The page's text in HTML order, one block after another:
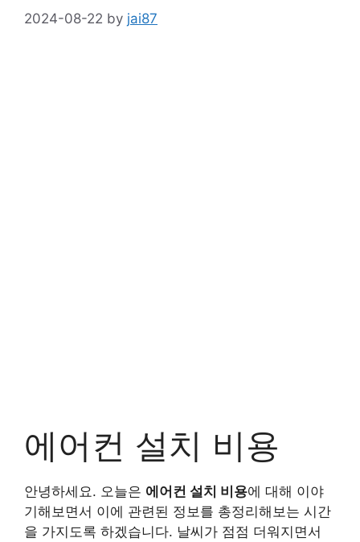
2024-08-22 by jai87
에어컨 설치 비용
안녕하세요. 오늘은 에어컨 설치 비용에 대해 이야
기해보면서 이에 관련된 정보를 총정리해보는 시간
을 가지도록 하겠습니다. 날씨가 점점 더워지면서